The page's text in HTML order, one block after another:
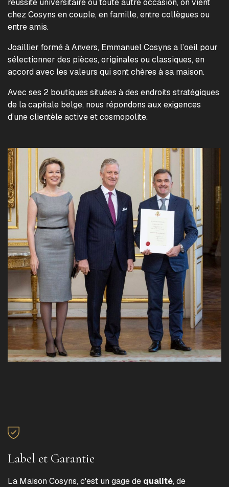
réussite universitaire ou toute autre occasion, on vient
chez Cosyns en couple, en famille, entre collègues ou
entre amis.
Joaillier formé à Anvers, Emmanuel Cosyns a l’oeil pour
sélectionner des pièces, originales ou classiques, en
accord avec les valeurs qui sont chères à sa maison.
Avec ses 2 boutiques situées à des endroits stratégiques
de la capitale belge, nous répondons aux exigences
d’une clientèle active et cosmopolite.
Label et Garantie
La Maison Cosyns, c'est un gage de qualité, de